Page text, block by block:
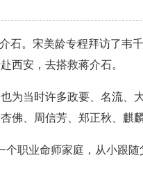
石。宋美龄专程拜访了
西安，去搭救蒋介石。
为当时许多政要、名流
佛、周信芳、郑正秋、麒
个职业命师家庭，从小跟